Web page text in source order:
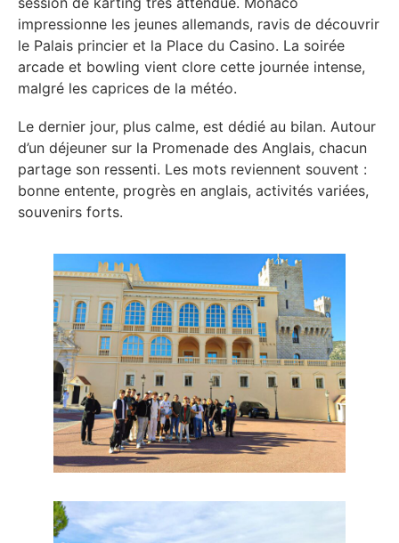
impressionne les jeunes allemands, ravis de découvrir
le Palais princier et la Place du Casino. La soirée
arcade et bowling vient clore cette journée intense,
malgré les caprices de la météo.
Le dernier jour, plus calme, est dédié au bilan. Autour
d’un déjeuner sur la Promenade des Anglais, chacun
partage son ressenti. Les mots reviennent souvent :
bonne entente, progrès en anglais, activités variées,
souvenirs forts.